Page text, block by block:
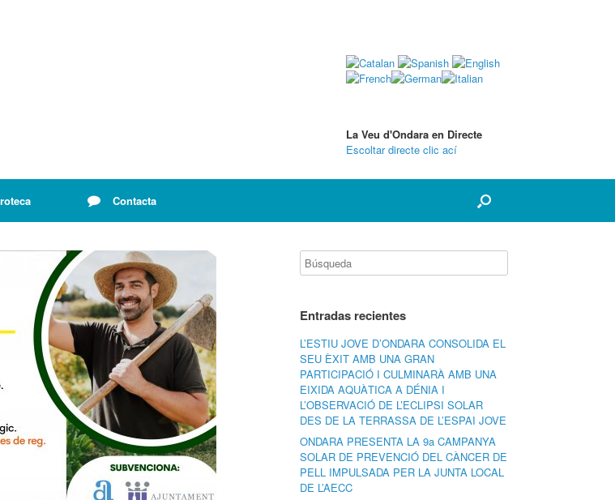
La Veu d'Ondara en Directe
Escoltar directe clic ací
Contacta
Entradas recientes
L’ESTIU JOVE D’ONDARA CONSOLIDA EL
SEU ÈXIT AMB UNA GRAN
PARTICIPACIÓ I CULMINARÀ AMB UNA
EIXIDA AQUÀTICA A DÉNIA I
L’OBSERVACIÓ DE L’ECLIPSI SOLAR
DES DE LA TERRASSA DE L’ESPAI JOVE
ONDARA PRESENTA LA 9a CAMPANYA
SOLAR DE PREVENCIÓ DEL CÀNCER DE
PELL IMPULSADA PER LA JUNTA LOCAL
DE L’AECC